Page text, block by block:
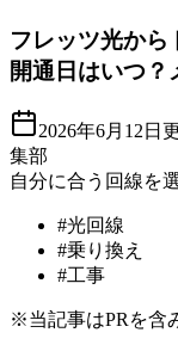
フレッツ光から
開通日はいつ？
2026年6月12日
集部
自分に合う回線を
#光回線
#乗り換え
#工事
※当記事はPRを含